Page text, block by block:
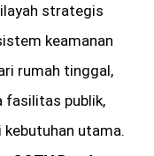
strategis
keamanan
rumah tinggal,
fasilitas publik,
kebutuhan utama.